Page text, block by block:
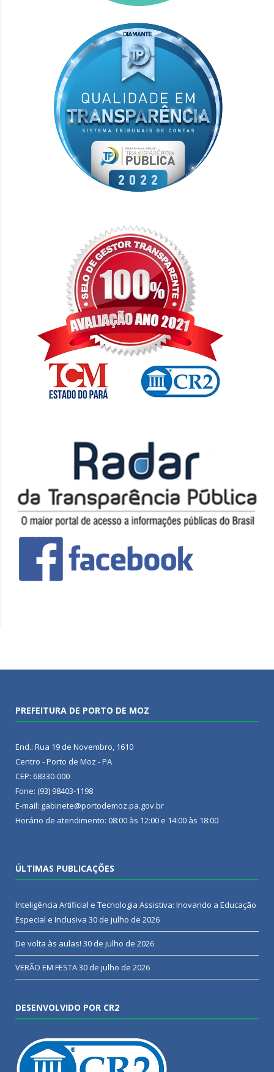
PREFEITURA DE PORTO DE MOZ
End.: Rua 19 de Novembro, 1610
Centro - Porto de Moz - PA
CEP: 68330-000
Fone: (93) 98403-1198
E-mail: gabinete@portodemoz.pa.gov.br
Horário de atendimento: 08:00 às 12:00 e 14:00 às 18:00
ÚLTIMAS PUBLICAÇÕES
Inteligência Artificial e Tecnologia Assistiva: Inovando a Educação
Especial e Inclusiva 30 de julho de 2026
De volta às aulas! 30 de julho de 2026
VERÃO EM FESTA30 de julho de 2026
DESENVOLVIDO POR CR2